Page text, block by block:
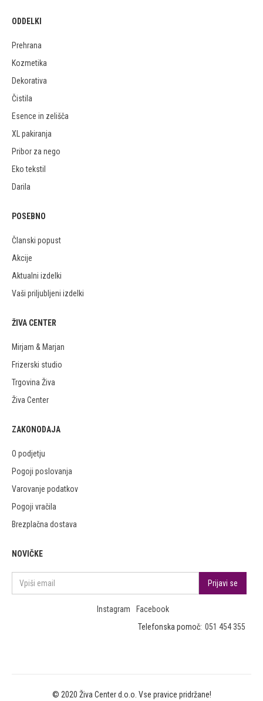
ODDELKI
Prehrana
Kozmetika
Dekorativa
Čistila
Esence in zelišča
XL pakiranja
Pribor za nego
Eko tekstil
Darila
POSEBNO
Članski popust
Akcije
Aktualni izdelki
Vaši priljubljeni izdelki
ŽIVA CENTER
Mirjam & Marjan
Frizerski studio
Trgovina Živa
Živa Center
ZAKONODAJA
O podjetju
Pogoji poslovanja
Varovanje podatkov
Pogoji vračila
Brezplačna dostava
NOVIČKE
Instagram
Facebook
Telefonska pomoč: 051 454 355
© 2020 Živa Center d.o.o. Vse pravice pridržane!